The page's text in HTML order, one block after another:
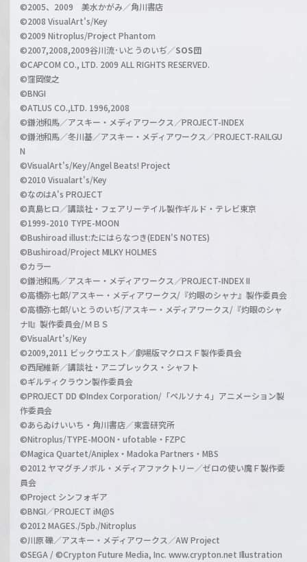
n
l
©2005、2009 美水かがみ／角川書店
©2008 VisualArt's/Key
©2009 Nitroplus/Project Phantom
©2007,2008,2009谷川流･いとうのいぢ／SOS団
©CAPCOM CO., LTD. 2009 ALL RIGHTS RESERVED.
©窪岡俊之
©BNGI
©ATLUS CO.,LTD. 1996,2008
©鎌池和馬／アスキー・メディアワークス／PROJECT-INDEX
©鎌池和馬／冬川基／アスキー・メディアワークス／PROJECT-RAILGU
N
©VisualArt's/Key/Angel Beats! Project
©2010 Visualart's/Key
©なのはA's PROJECT
©真島ヒロ／講談社・フェアリーテイル製作ギルド・テレビ東京
©1999-2010 TYPE-MOON
©Bushiroad illust:たにはらなつき(EDEN'S NOTES)
©Bushiroad/Project MILKY HOLMES
©カラー
©鎌池和馬／アスキー・メディアワークス／PROJECT-INDEX II
©高橋弥七郎/アスキー・メディアワークス/『灼眼のシャナ』製作委員会
©高橋弥七郎/いとうのいぢ/アスキー・メディアワークス/『灼眼のシャ
ナII』製作委員会/ＭＢＳ
©VisualArt's/Key
©2009,2011 ビックウエスト／劇場版マクロスＦ製作委員会
©西尾維新／講談社・アニプレックス・シャフト
©ギルティクラウン製作委員会
©PROJECT DD ©Index Corporation/「ペルソナ４」アニメーション製
作委員会
©あらゐけいいち・角川書店／東雲研究所
©Nitroplus/TYPE-MOON・ufotable・FZPC
©Magica Quartet/Aniplex・Madoka Partners・MBS
©2012 ヤマグチノボル・メディアファクトリー／ゼロの使い魔Ｆ製作委
員会
©Project シンフォギア
©BNGI／PROJECT iM@S
©2012 MAGES./5pb./Nitroplus
©川原 礫／アスキー・メディアワークス／AW Project
©SEGA / ©Crypton Future Media, Inc. www.crypton.net Illustration